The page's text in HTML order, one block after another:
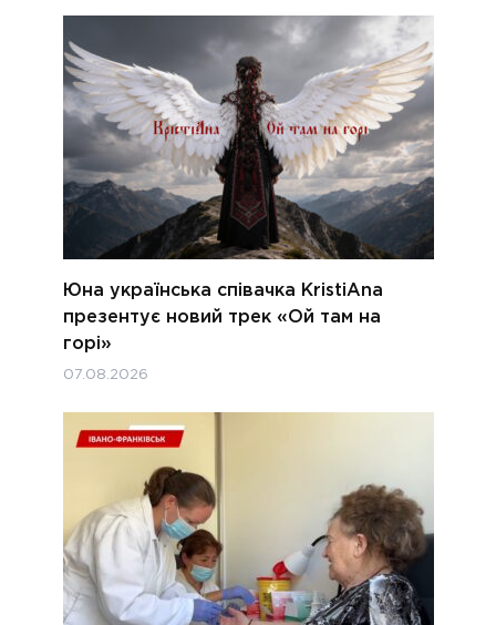
Юна українська співачка KristiAna
презентує новий трек «Ой там на
горі»
07.08.2026